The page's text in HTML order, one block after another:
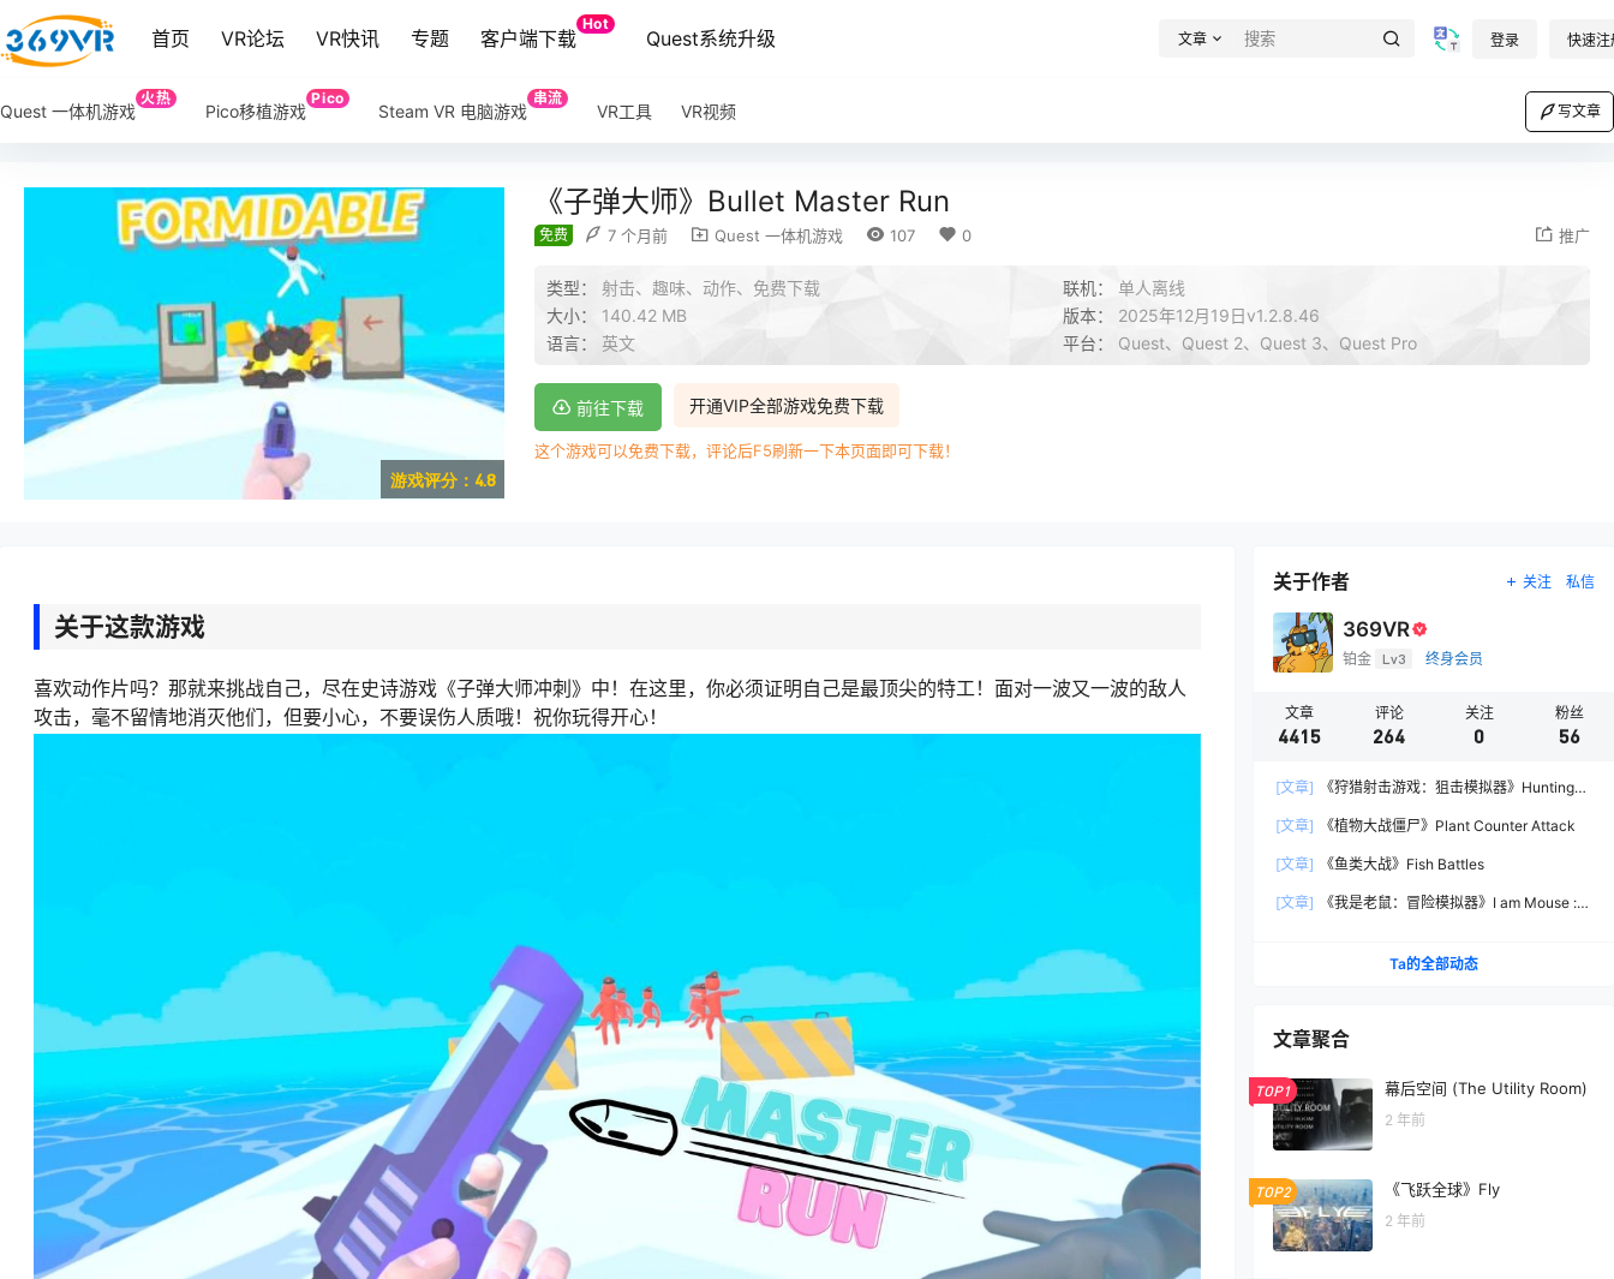
首页 VR论坛 VR快讯 专题 客户端下载
Hot
Quest系统升级 文章 登录 快速注
Quest 一体机游戏
火热
Pico移植游戏
Pico
Steam VR 电脑游戏
串流
VR工具 VR视频 写文章
游戏评分：4.8
《子弹大师》Bullet Master Run
免费 7 个月前 Quest 一体机游戏 107 0 推广
类型： 射击、趣味、动作、免费下载 联机： 单人离线
大小： 140.42 MB 版本： 2025年12月19日v1.2.8.46
语言： 英文 平台： Quest、Quest 2、Quest 3、Quest Pro
开通VIP全部游戏免费下载
前往下载
这个游戏可以免费下载，评论后F5刷新一下本页面即可下载！
关于这款游戏
喜欢动作片吗？那就来挑战自己，尽在史诗游戏《子弹大师冲刺》中！在这里，你必须证明自己是最顶尖的特工！面对一波又一波的敌人
攻击，毫不留情地消灭他们，但要小心，不要误伤人质哦！祝你玩得开心！
关于作者 关注 私信
369VR
铂金 Lv3 终身会员
文章
4415
评论
264
关注
0
粉丝
56
[文章]
《狩猎射击游戏：狙击模拟器》Hunting
[文章]
《植物大战僵尸》Plant Counter Attack
[文章] 《鱼类大战》Fish Battles
[文章]
《我是老鼠：冒险模拟器》I am Mouse :
Ta的全部动态
文章聚合
TOP1 幕后空间 (The Utility Room)
2 年前
TOP2 《飞跃全球》Fly
2 年前